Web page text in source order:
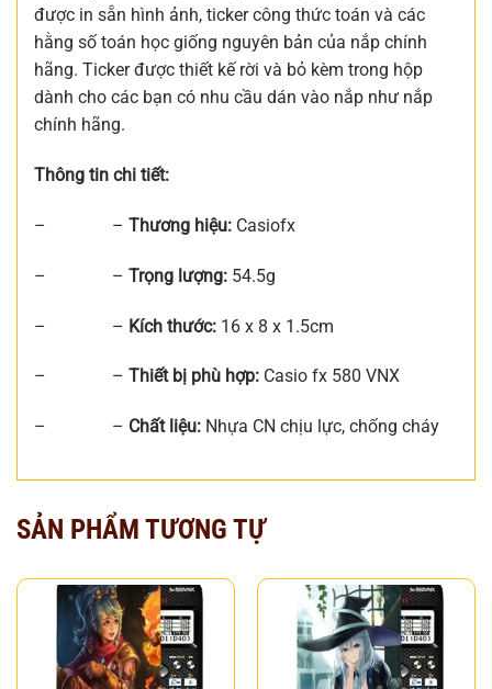
được in sẵn hình ảnh, ticker công thức toán và các
hằng số toán học giống nguyên bản của nắp chính
hãng. Ticker được thiết kế rời và bỏ kèm trong hộp
dành cho các bạn có nhu cầu dán vào nắp như nắp
chính hãng.
Thông tin chi tiết:
– – Thương hiệu: Casiofx
– – Trọng lượng: 54.5g
– – Kích thước: 16 x 8 x 1.5cm
– – Thiết bị phù hợp: Casio fx 580 VNX
– – Chất liệu: Nhựa CN chịu lực, chống cháy
SẢN PHẨM TƯƠNG TỰ